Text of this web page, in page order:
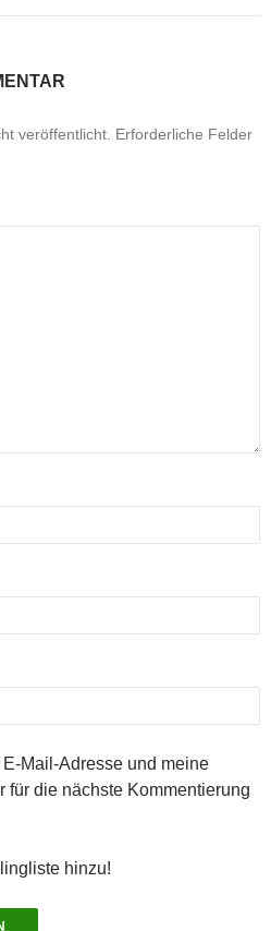
veröffentlicht. Erforderliche Felder
Mail-Adresse und meine
für die nächste Kommentierung
hinzu!